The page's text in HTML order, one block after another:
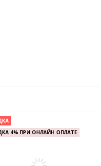
4% ПРИ ОНЛАЙН ОПЛАТЕ